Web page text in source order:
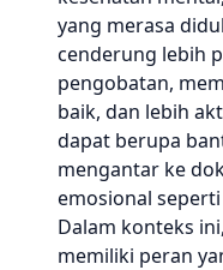
yang merasa
cenderung lebih
pengobatan,
baik, dan lebih
dapat berupa
mengantar ke
emosional
Dalam konteks
memiliki peran